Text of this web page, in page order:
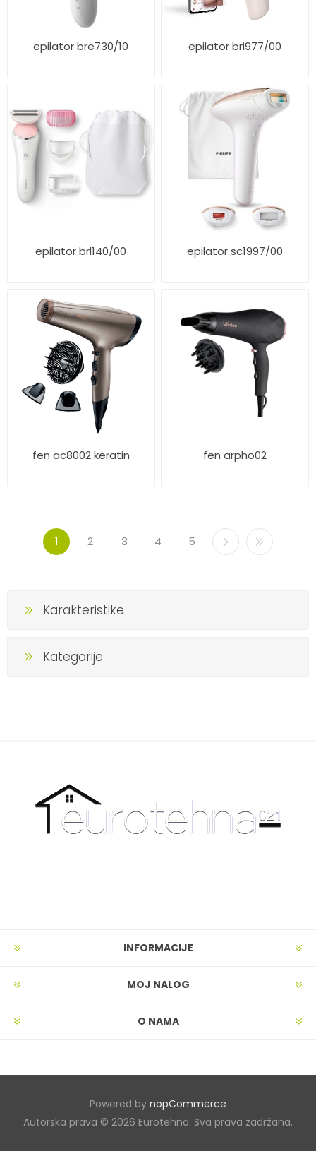
epilator bre730/10 epilator bri977/00
epilator brl140/00 epilator sc1997/00
fen ac8002 keratin fen arpho02
1 2 3 4 5
Karakteristike
Kategorije
INFORMACIJE
MOJ NALOG
O NAMA
Powered by nopCommerce
Autorska prava © 2026 Eurotehna. Sva prava zadržana.